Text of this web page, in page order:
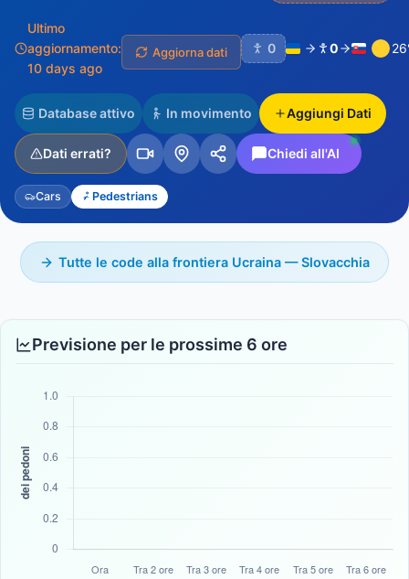
Ultimo
aggiornamento:
10 days ago
Aggiorna dati 0 0
Database attivo In movimento Aggiungi Dati
Dati errati? Chiedi all'AI
Cars Pedestrians
Tutte le code alla frontiera Ucraina — Slovacchia
Previsione per le prossime 6 ore